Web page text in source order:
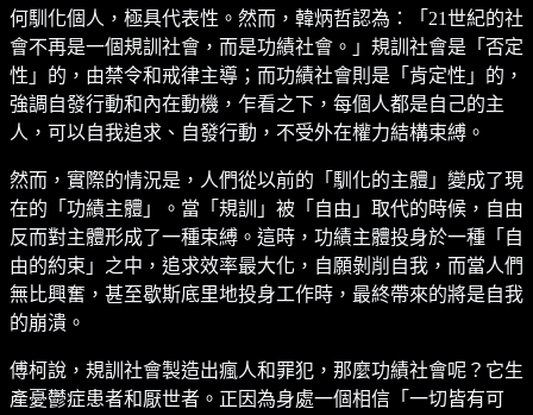
何馴化個人，極具代表性。然而，韓炳哲認為：「21世紀的社
會不再是一個規訓社會，而是功績社會。」規訓社會是「否定
性」的，由禁令和戒律主導；而功績社會則是「肯定性」的，
強調自發行動和內在動機，乍看之下，每個人都是自己的主
人，可以自我追求、自發行動，不受外在權力結構束縛。
然而，實際的情況是，人們從以前的「馴化的主體」變成了現
在的「功績主體」。當「規訓」被「自由」取代的時候，自由
反而對主體形成了一種束縛。這時，功績主體投身於一種「自
由的約束」之中，追求效率最大化，自願剝削自我，而當人們
無比興奮，甚至歇斯底里地投身工作時，最終帶來的將是自我
的崩潰。
傅柯說，規訓社會製造出瘋人和罪犯，那麼功績社會呢？它生
產憂鬱症患者和厭世者。正因為身處一個相信「一切皆有可